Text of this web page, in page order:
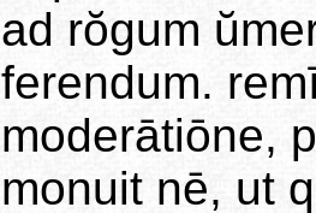
ad rŏgum
ferendum.
moderātiōne,
monuit nē, ut